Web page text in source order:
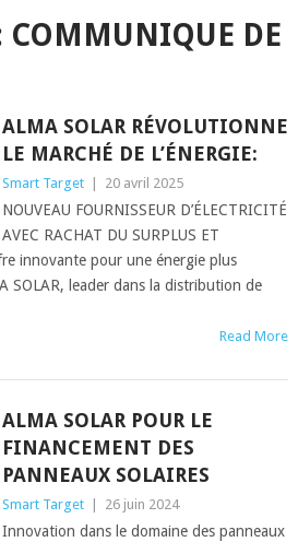
COMMUNIQUE DE
ALMA SOLAR RÉVOLUTIONNE
LE MARCHÉ DE L’ÉNERGIE:
Smart Target 20 avril 2025
NOUVEAU FOURNISSEUR D’ÉLECTRICITÉ
AVEC RACHAT DU SURPLUS ET
innovante pour une énergie plus
SOLAR, leader dans la distribution de
Read More
ALMA SOLAR POUR LE
FINANCEMENT DES
PANNEAUX SOLAIRES
Smart Target 26 juin 2024
Innovation dans le domaine des panneaux